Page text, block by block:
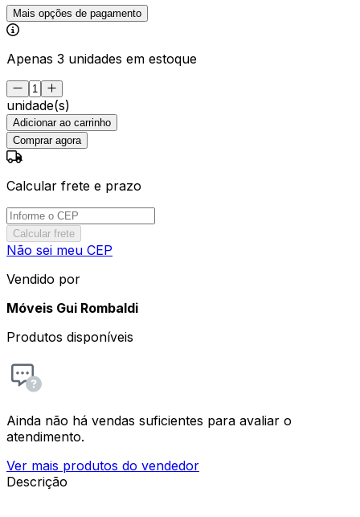
Mais opções de pagamento
Apenas 3 unidades em estoque
unidade(s)
Adicionar ao carrinho
Comprar agora
Calcular frete e prazo
Calcular frete
Não sei meu CEP
Vendido por
Móveis Gui Rombaldi
Produtos disponíveis
Ainda não há vendas suficientes para avaliar o
atendimento.
Ver mais produtos do vendedor
Descrição